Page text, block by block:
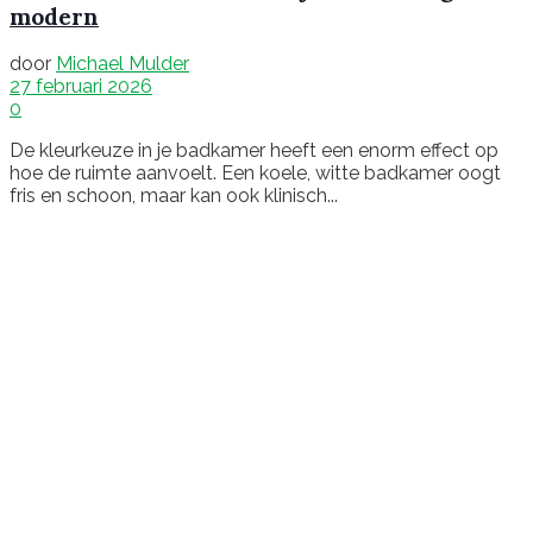
modern
door Michael Mulder
27 februari 2026
0
De kleurkeuze in je badkamer heeft een enorm effect op
hoe de ruimte aanvoelt. Een koele, witte badkamer oogt
fris en schoon, maar kan ook klinisch...